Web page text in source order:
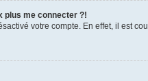
plus me connecter ?!
votre compte. En effet, il est